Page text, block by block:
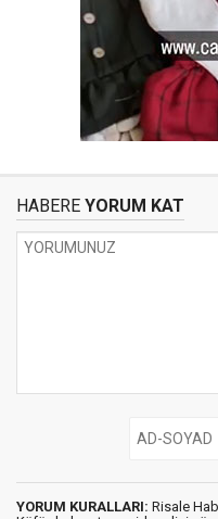
HABERE YORUM KAT
YORUM KURALLARI: Risale